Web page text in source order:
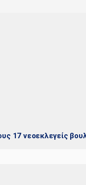
17 νεοεκλεγείς